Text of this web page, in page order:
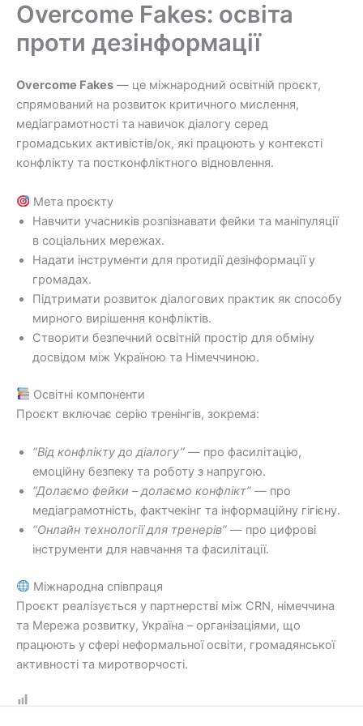
вмісту
Перейти
вмісту
Overcome Fakes: освіта
проти дезінформації
Overcome Fakes — це міжнародний освітній проєкт,
спрямований на розвиток критичного мислення,
медіаграмотності та навичок діалогу серед
громадських активістів/ок, які працюють у контексті
конфлікту та постконфліктного відновлення.
Мета проєкту
Навчити учасників розпізнавати фейки та маніпуляції
в соціальних мережах.
Надати інструменти для протидії дезінформації у
громадах.
Підтримати розвиток діалогових практик як способу
мирного вирішення конфліктів.
Створити безпечний освітній простір для обміну
досвідом між Україною та Німеччиною.
Освітні компоненти
Проєкт включає серію тренінгів, зокрема:
“Від конфлікту до діалогу” — про фасилітацію,
емоційну безпеку та роботу з напругою.
“Долаємо фейки – долаємо конфлікт” — про
медіаграмотність, фактчекінг та інформаційну гігієну.
“Онлайн технології для тренерів” — про цифрові
інструменти для навчання та фасилітації.
Міжнародна співпраця
Проєкт реалізується у партнерстві між CRN, німеччина
та Мережа розвитку, Україна – організаціями, що
працюють у сфері неформальної освіти, громадянської
активності та миротворчості.